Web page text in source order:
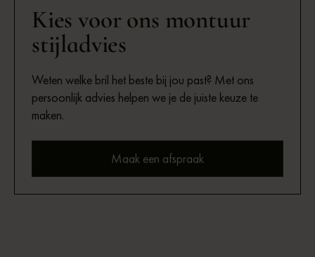
Kies voor ons montuur
stijladvies
Weten welke bril het beste bij jou past? Met ons
persoonlijk advies helpen we je de juiste keuze te
maken.
Maak een afspraak